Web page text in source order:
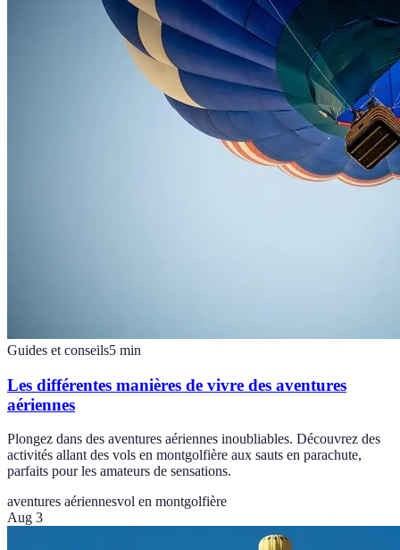
Guides et conseils5 min
Les différentes manières de vivre des aventures
aériennes
Plongez dans des aventures aériennes inoubliables. Découvrez des
activités allant des vols en montgolfière aux sauts en parachute,
parfaits pour les amateurs de sensations.
aventures aériennesvol en montgolfière
Aug 3